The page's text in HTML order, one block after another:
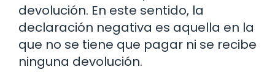
devolución. En este sentido, la
declaración negativa es aquella en la
que no se tiene que pagar ni se recibe
ninguna devolución.